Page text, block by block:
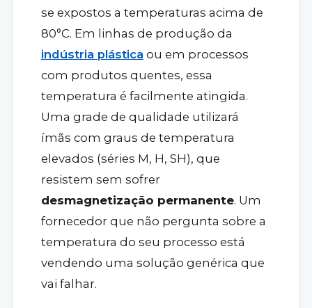
se expostos a temperaturas acima de
80°C. Em linhas de produção da
indústria plásticaou em processos
com produtos quentes, essa
temperatura é facilmente atingida.
Uma grade de qualidade utilizará
ímãs com graus de temperatura
elevados (séries M, H, SH), que
resistem sem sofrer
desmagnetização permanente. Um
fornecedor que não pergunta sobre a
temperatura do seu processo está
vendendo uma solução genérica que
vai falhar.